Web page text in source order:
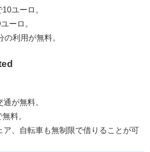
ユーロ。
ーロ。
の利用が無料。
が無料。
料。
ア、自転車も無制限で借りることが可